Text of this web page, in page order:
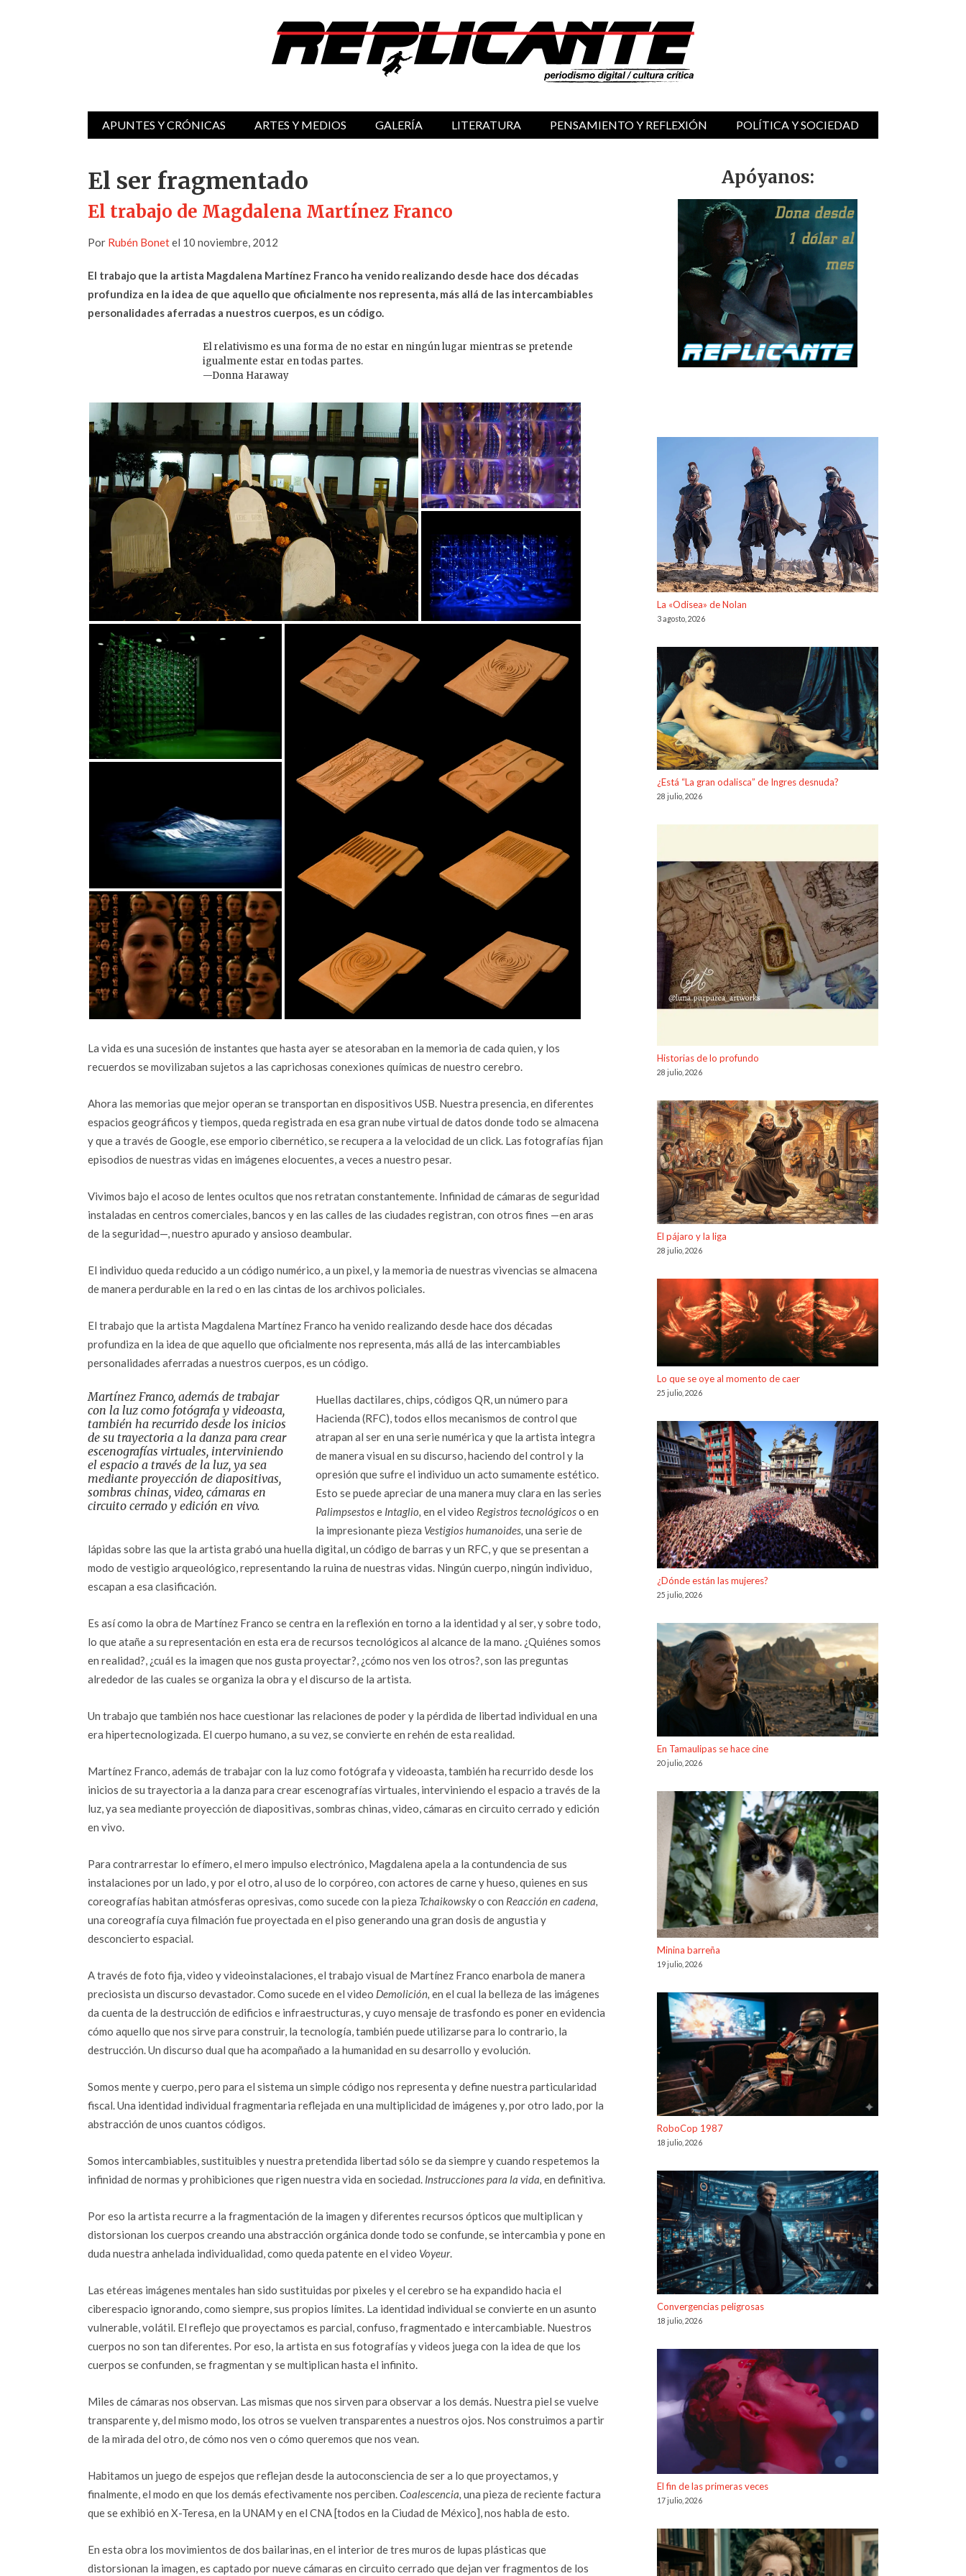
APUNTES Y CRÓNICAS ARTES Y MEDIOS GALERÍA LITERATURA PENSAMIENTO Y REFLEXIÓN POLÍTICA Y SOCIEDAD
El ser fragmentado
El trabajo de Magdalena Martínez Franco
Por Rubén Bonetel 10 noviembre, 2012
El trabajo que la artista Magdalena Martínez Franco ha venido realizando desde hace dos décadas
profundiza en la idea de que aquello que oficialmente nos representa, más allá de las intercambiables
personalidades aferradas a nuestros cuerpos, es un código.
El relativismo es una forma de no estar en ningún lugar mientras se pretende
igualmente estar en todas partes.
—Donna Haraway
La vida es una sucesión de instantes que hasta ayer se atesoraban en la memoria de cada quien, y los
recuerdos se movilizaban sujetos a las caprichosas conexiones químicas de nuestro cerebro.
Ahora las memorias que mejor operan se transportan en dispositivos USB. Nuestra presencia, en diferentes
espacios geográficos y tiempos, queda registrada en esa gran nube virtual de datos donde todo se almacena
y que a través de Google, ese emporio cibernético, se recupera a la velocidad de un click. Las fotografías fijan
episodios de nuestras vidas en imágenes elocuentes, a veces a nuestro pesar.
Vivimos bajo el acoso de lentes ocultos que nos retratan constantemente. Infinidad de cámaras de seguridad
instaladas en centros comerciales, bancos y en las calles de las ciudades registran, con otros fines —en aras
de la seguridad—, nuestro apurado y ansioso deambular.
El individuo queda reducido a un código numérico, a un pixel, y la memoria de nuestras vivencias se almacena
de manera perdurable en la red o en las cintas de los archivos policiales.
El trabajo que la artista Magdalena Martínez Franco ha venido realizando desde hace dos décadas
profundiza en la idea de que aquello que oficialmente nos representa, más allá de las intercambiables
personalidades aferradas a nuestros cuerpos, es un código.
Martínez Franco, además de trabajar
con la luz como fotógrafa y videoasta,
también ha recurrido desde los inicios
de su trayectoria a la danza para crear
escenografías virtuales, interviniendo
el espacio a través de la luz, ya sea
mediante proyección de diapositivas,
sombras chinas, video, cámaras en
circuito cerrado y edición en vivo.
Huellas dactilares, chips, códigos QR, un número para
Hacienda (RFC), todos ellos mecanismos de control que
atrapan al ser en una serie numérica y que la artista integra
de manera visual en su discurso, haciendo del control y la
opresión que sufre el individuo un acto sumamente estético.
Esto se puede apreciar de una manera muy clara en las series
Palimpsestose Intaglio, en el video Registros tecnológicoso en
la impresionante pieza Vestigios humanoides, una serie de
lápidas sobre las que la artista grabó una huella digital, un código de barras y un RFC, y que se presentan a
modo de vestigio arqueológico, representando la ruina de nuestras vidas. Ningún cuerpo, ningún individuo,
escapan a esa clasificación.
Es así como la obra de Martínez Franco se centra en la reflexión en torno a la identidad y al ser, y sobre todo,
lo que atañe a su representación en esta era de recursos tecnológicos al alcance de la mano. ¿Quiénes somos
en realidad?, ¿cuál es la imagen que nos gusta proyectar?, ¿cómo nos ven los otros?, son las preguntas
alrededor de las cuales se organiza la obra y el discurso de la artista.
Un trabajo que también nos hace cuestionar las relaciones de poder y la pérdida de libertad individual en una
era hipertecnologizada. El cuerpo humano, a su vez, se convierte en rehén de esta realidad.
Martínez Franco, además de trabajar con la luz como fotógrafa y videoasta, también ha recurrido desde los
inicios de su trayectoria a la danza para crear escenografías virtuales, interviniendo el espacio a través de la
luz, ya sea mediante proyección de diapositivas, sombras chinas, video, cámaras en circuito cerrado y edición
en vivo.
Para contrarrestar lo efímero, el mero impulso electrónico, Magdalena apela a la contundencia de sus
instalaciones por un lado, y por el otro, al uso de lo corpóreo, con actores de carne y hueso, quienes en sus
coreografías habitan atmósferas opresivas, como sucede con la pieza Tchaikowskyo con Reacción en cadena,
una coreografía cuya filmación fue proyectada en el piso generando una gran dosis de angustia y
desconcierto espacial.
A través de foto fija, video y videoinstalaciones, el trabajo visual de Martínez Franco enarbola de manera
preciosista un discurso devastador. Como sucede en el video Demolición, en el cual la belleza de las imágenes
da cuenta de la destrucción de edificios e infraestructuras, y cuyo mensaje de trasfondo es poner en evidencia
cómo aquello que nos sirve para construir, la tecnología, también puede utilizarse para lo contrario, la
destrucción. Un discurso dual que ha acompañado a la humanidad en su desarrollo y evolución.
Somos mente y cuerpo, pero para el sistema un simple código nos representa y define nuestra particularidad
fiscal. Una identidad individual fragmentaria reflejada en una multiplicidad de imágenes y, por otro lado, por la
abstracción de unos cuantos códigos.
Somos intercambiables, sustituibles y nuestra pretendida libertad sólo se da siempre y cuando respetemos la
infinidad de normas y prohibiciones que rigen nuestra vida en sociedad. Instrucciones para la vida, en definitiva.
Por eso la artista recurre a la fragmentación de la imagen y diferentes recursos ópticos que multiplican y
distorsionan los cuerpos creando una abstracción orgánica donde todo se confunde, se intercambia y pone en
duda nuestra anhelada individualidad, como queda patente en el video Voyeur.
Las etéreas imágenes mentales han sido sustituidas por pixeles y el cerebro se ha expandido hacia el
ciberespacio ignorando, como siempre, sus propios límites. La identidad individual se convierte en un asunto
vulnerable, volátil. El reflejo que proyectamos es parcial, confuso, fragmentado e intercambiable. Nuestros
cuerpos no son tan diferentes. Por eso, la artista en sus fotografías y videos juega con la idea de que los
cuerpos se confunden, se fragmentan y se multiplican hasta el infinito.
Miles de cámaras nos observan. Las mismas que nos sirven para observar a los demás. Nuestra piel se vuelve
transparente y, del mismo modo, los otros se vuelven transparentes a nuestros ojos. Nos construimos a partir
de la mirada del otro, de cómo nos ven o cómo queremos que nos vean.
Habitamos un juego de espejos que reflejan desde la autoconsciencia de ser a lo que proyectamos, y
finalmente, el modo en que los demás efectivamente nos perciben.Coalescencia, una pieza de reciente factura
que se exhibió en X-Teresa, en la UNAM y en el CNA [todos en la Ciudad de México], nos habla de esto.
En esta obra los movimientos de dos bailarinas, en el interior de tres muros de lupas plásticas que
distorsionan la imagen, es captado por nueve cámaras en circuito cerrado que dejan ver fragmentos de los
Apóyanos:
La «Odisea» de Nolan
3 agosto, 2026
¿Está “La gran odalisca” de Ingres desnuda?
28 julio, 2026
Historias de lo profundo
28 julio, 2026
El pájaro y la liga
28 julio, 2026
Lo que se oye al momento de caer
25 julio, 2026
¿Dónde están las mujeres?
25 julio, 2026
En Tamaulipas se hace cine
20 julio, 2026
Minina barreña
19 julio, 2026
RoboCop 1987
18 julio, 2026
Convergencias peligrosas
18 julio, 2026
El fin de las primeras veces
17 julio, 2026